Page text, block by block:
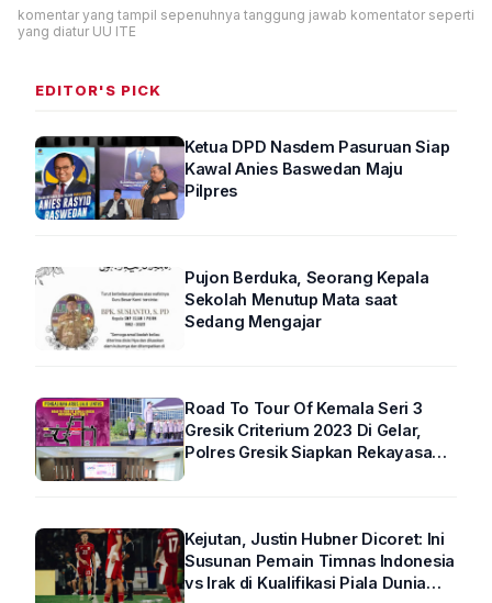
komentar yang tampil sepenuhnya tanggung jawab komentator seperti
yang diatur UU ITE
EDITOR'S PICK
Ketua DPD Nasdem Pasuruan Siap
Kawal Anies Baswedan Maju
Pilpres
Pujon Berduka, Seorang Kepala
Sekolah Menutup Mata saat
Sedang Mengajar
Road To Tour Of Kemala Seri 3
Gresik Criterium 2023 Di Gelar,
Polres Gresik Siapkan Rekayasa
Kejutan, Justin Hubner Dicoret: Ini
Susunan Pemain Timnas Indonesia
vs Irak di Kualifikasi Piala Dunia